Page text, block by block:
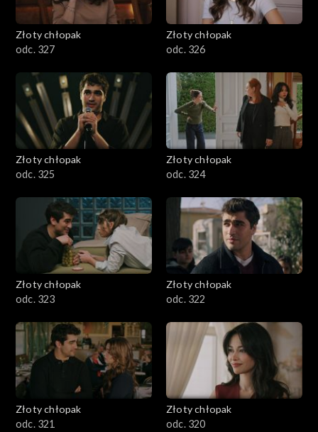
Złoty chłopak
odc. 327
Złoty chłopak
odc. 326
Złoty chłopak
odc. 325
Złoty chłopak
odc. 324
Złoty chłopak
odc. 323
Złoty chłopak
odc. 322
Złoty chłopak
odc. 321
Złoty chłopak
odc. 320